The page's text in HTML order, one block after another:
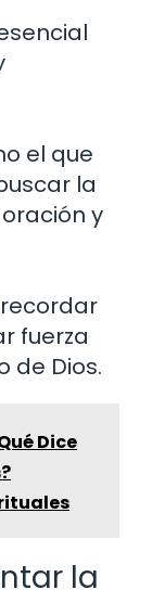
el que
la
y
fuerza
de Dios.
Dice
la